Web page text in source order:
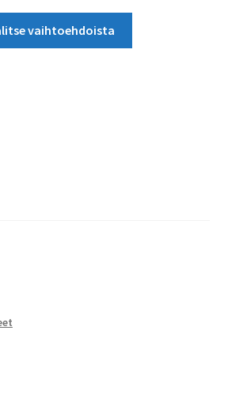
-
16,03 €
vaihtoehdoista